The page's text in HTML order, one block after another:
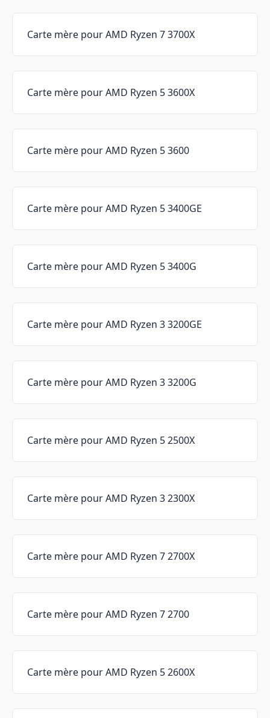
Carte mère pour AMD Ryzen 7 3700X
Carte mère pour AMD Ryzen 5 3600X
Carte mère pour AMD Ryzen 5 3600
Carte mère pour AMD Ryzen 5 3400GE
Carte mère pour AMD Ryzen 5 3400G
Carte mère pour AMD Ryzen 3 3200GE
Carte mère pour AMD Ryzen 3 3200G
Carte mère pour AMD Ryzen 5 2500X
Carte mère pour AMD Ryzen 3 2300X
Carte mère pour AMD Ryzen 7 2700X
Carte mère pour AMD Ryzen 7 2700
Carte mère pour AMD Ryzen 5 2600X